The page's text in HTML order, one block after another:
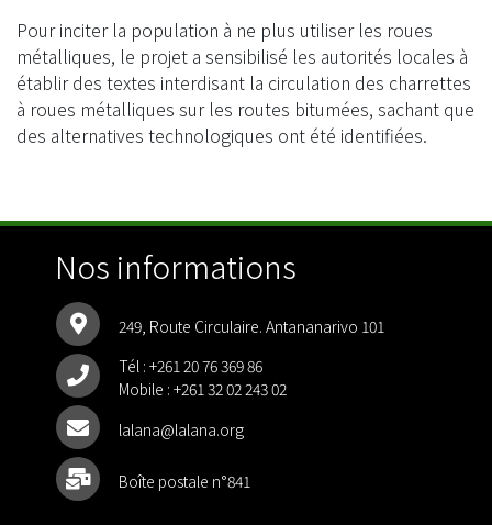
Pour inciter la population à ne plus utiliser les roues
métalliques, le projet a sensibilisé les autorités locales à
établir des textes interdisant la circulation des charrettes
à roues métalliques sur les routes bitumées, sachant que
des alternatives technologiques ont été identifiées.
Nos informations
249, Route Circulaire. Antananarivo 101
Tél : +261 20 76 369 86
Mobile : +261 32 02 243 02
lalana@lalana.org
Boîte postale n°841